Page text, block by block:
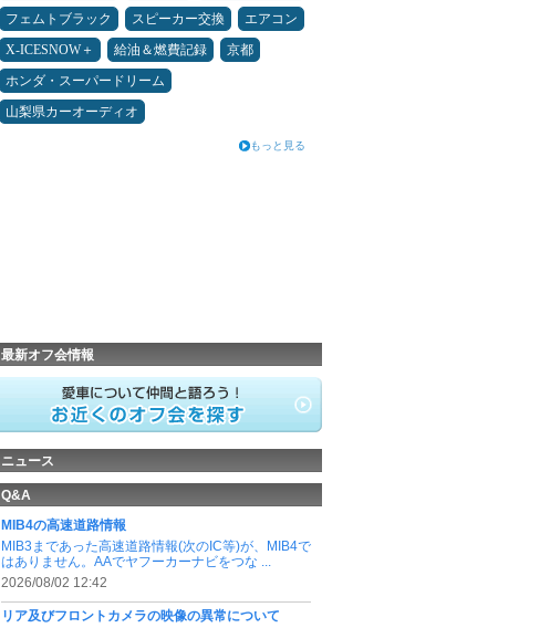
フェムトブラック
スピーカー交換
エアコン
X-ICESNOW＋
給油＆燃費記録
京都
ホンダ・スーパードリーム
山梨県カーオーディオ
もっと見る
最新オフ会情報
ニュース
Q&A
MIB4の高速道路情報
MIB3まであった高速道路情報(次のIC等)が、MIB4で
はありません。AAでヤフーカーナビをつな ...
2026/08/02 12:42
リア及びフロントカメラの映像の異常について